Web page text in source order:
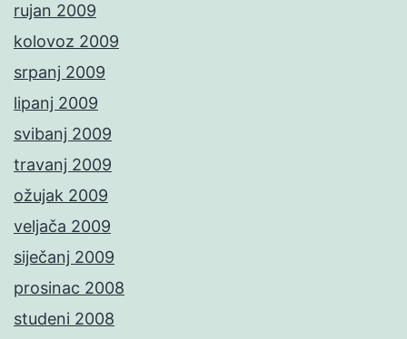
rujan 2009
kolovoz 2009
srpanj 2009
lipanj 2009
svibanj 2009
travanj 2009
ožujak 2009
veljača 2009
siječanj 2009
prosinac 2008
studeni 2008